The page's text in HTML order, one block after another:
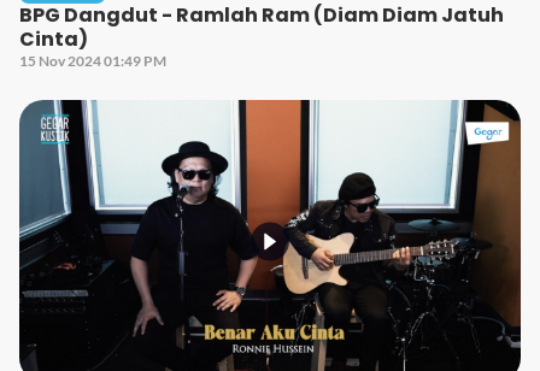
BPG Dangdut - Ramlah Ram (Diam Diam Jatuh
Cinta)
15 Nov 2024 01:49 PM